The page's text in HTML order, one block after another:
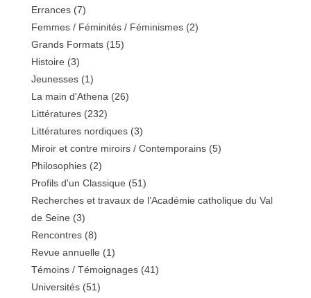
Errances(7)
Femmes / Féminités / Féminismes(2)
Grands Formats(15)
Histoire (3)
Jeunesses(1)
La main d'Athena (26)
Littératures(232)
Littératures nordiques(3)
Miroir et contre miroirs / Contemporains(5)
Philosophies(2)
Profils d'un Classique (51)
Recherches et travaux de l’Académie catholique du Val
de Seine (3)
Rencontres(8)
Revue annuelle (1)
Témoins / Témoignages(41)
Universités(51)